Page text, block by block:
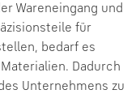
Wareneingang und
für
bedarf es
Dadurch
Unternehmens zu